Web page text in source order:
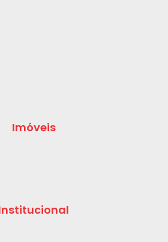
Imóveis